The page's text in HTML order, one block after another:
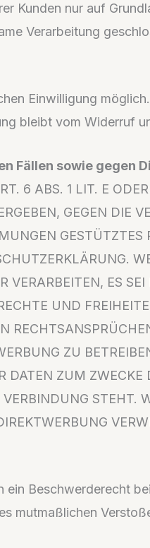
Kunden nur auf
Verarbeitung
Einwilligung
bleibt vom Widerruf
sowie gegen
6 ABS. 1 LIT. E
GEGEN DIE
VERARBEITEN, ES
UND
ZU
DATEN ZUM
STEHT.
Beschwerderecht
mutmaßlichen